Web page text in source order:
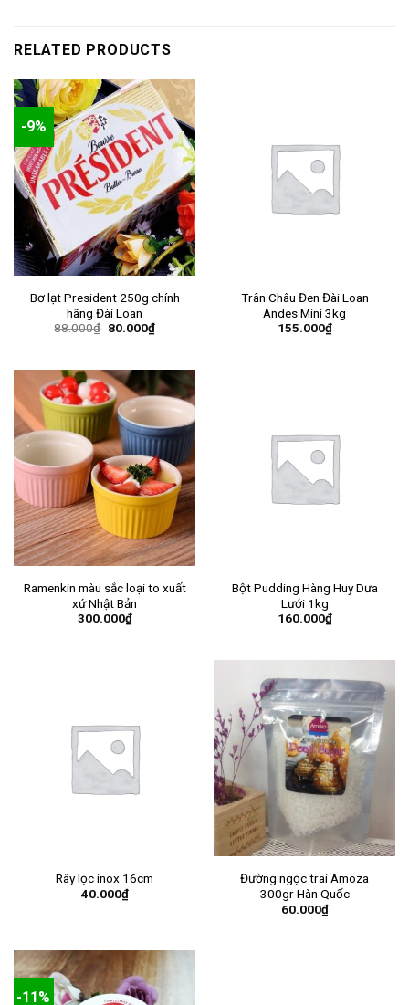
RELATED PRODUCTS
-9%
Bơ lạt President 250g chính
hãng Đài Loan
88.000₫ 80.000₫
Trân Châu Đen Đài Loan
Andes Mini 3kg
155.000₫
Ramenkin màu sắc loại to xuất
xứ Nhật Bản
300.000₫
Bột Pudding Hàng Huy Dưa
Lưới 1kg
160.000₫
Rây lọc inox 16cm
40.000₫
Đường ngọc trai Amoza
300gr Hàn Quốc
60.000₫
-11%